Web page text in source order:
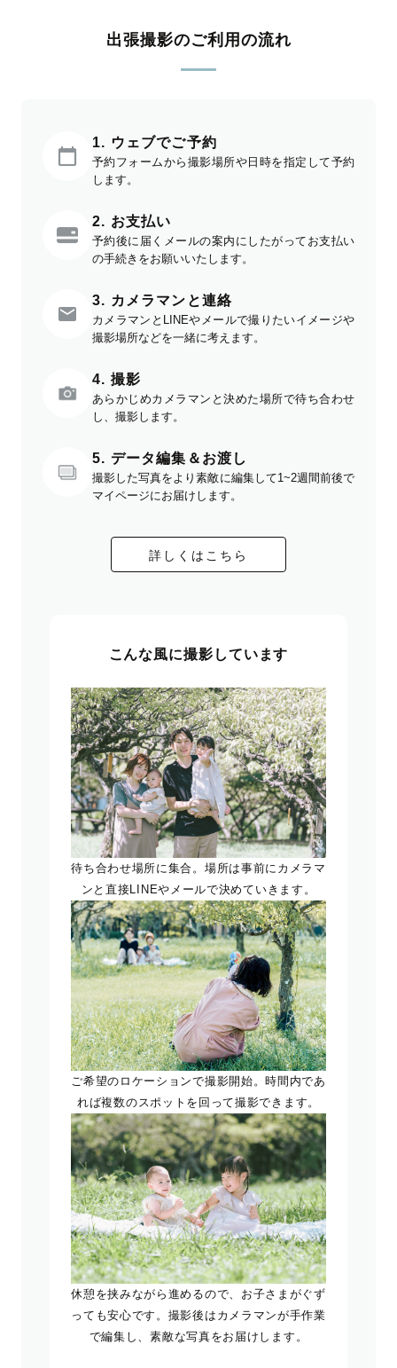
出張撮影のご利用の流れ
1. ウェブでご予約
予約フォームから撮影場所や日時を指定して予約
します。
2. お支払い
予約後に届くメールの案内にしたがってお支払い
の手続きをお願いいたします。
3. カメラマンと連絡
カメラマンとLINEやメールで撮りたいイメージや
撮影場所などを一緒に考えます。
4. 撮影
あらかじめカメラマンと決めた場所で待ち合わせ
し、撮影します。
5. データ編集＆お渡し
撮影した写真をより素敵に編集して1~2週間前後で
マイページにお届けします。
詳しくはこちら
こんな風に撮影しています
待ち合わせ場所に集合。場所は事前にカメラマ
ンと直接LINEやメールで決めていきます。
ご希望のロケーションで撮影開始。時間内であ
れば複数のスポットを回って撮影できます。
休憩を挟みながら進めるので、お子さまがぐず
っても安心です。撮影後はカメラマンが手作業
で編集し、素敵な写真をお届けします。